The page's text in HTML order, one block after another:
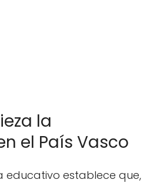
la
el País Vasco
educativo establece que,